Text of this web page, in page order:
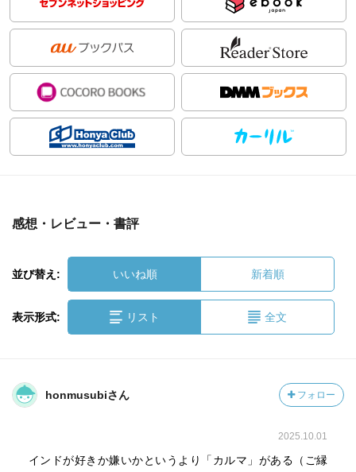
感想・レビュー・書評
並び替え: いいね順 新着順
表示形式: リスト 全文
honmusubiさん フォロー
2025.10.01
インドが好きか嫌いかというより「カルマ」がある（ご縁